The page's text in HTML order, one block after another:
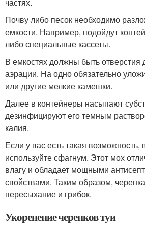
Почву либо песок необходимо
емкости. Например, подойдут
либо специальные кассеты.
В емкостях должны быть отверстия
аэрации. На одно обязательно
или другие мелкие камешки.
Далее в контейнеры насыпают
дезинфицируют его темным
калия.
Если у вас есть такая возможность,
используйте сфагнум. Этот мох
влагу и обладает мощными
свойствами. Таким образом,
пересыхание и грибок.
Укоренение черенков туи